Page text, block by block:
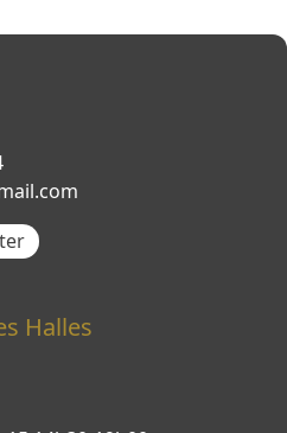
Halles